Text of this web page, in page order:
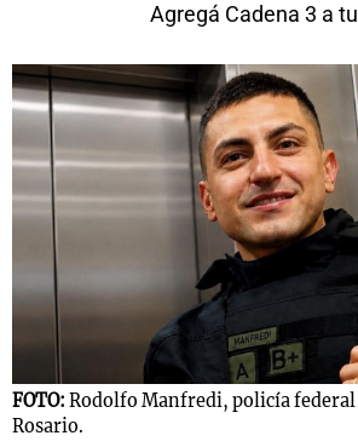
Agregá Cadena 3 a
FOTO: Rodolfo Manfredi, policía federal
Rosario.